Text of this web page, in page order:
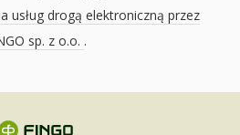
usług drogą elektroniczną przez
sp. z o.o. .